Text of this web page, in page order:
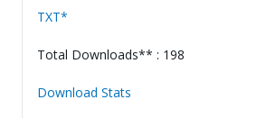
TXT*
Total Downloads** : 198
Download Stats